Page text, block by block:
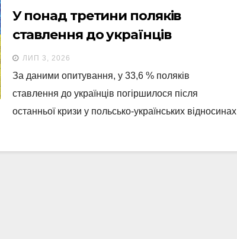
У понад третини поляків
ставлення до українців
погіршилось – опитування
ЛИП 3, 2026
За даними опитування, у 33,6 % поляків
ставлення до українців погіршилося після
останньої кризи у польсько-українських відносинах